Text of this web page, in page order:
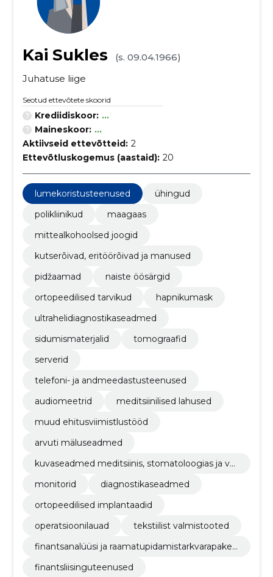
Kai Sukles
(s. 09.04.1966)
Juhatuse liige
Seotud ettevõtete skoorid
Krediidiskoor: ...
Maineskoor: ...
Aktiivseid ettevõtteid: 2
Ettevõtluskogemus (aastaid): 20
lumekoristusteenused
ühingud
polikliinikud
maagaas
mittealkohoolsed joogid
kutserõivad, eritöörõivad ja manused
pidžaamad
naiste öösärgid
ortopeedilised tarvikud
hapnikumask
ultrahelidiagnostikaseadmed
sidumismaterjalid
tomograafid
serverid
telefoni- ja andmeedastusteenused
audiomeetrid
meditsiinilised lahused
muud ehitusviimistlustööd
arvuti mäluseadmed
kuvaseadmed meditsiinis, stomatoloogias ja ve
monitorid
diagnostikaseadmed
ortopeedilised implantaadid
operatsioonilauad
tekstiilist valmistooted
finantsanalüüsi ja raamatupidamistarkvarapaket
finantsliisinguteenused